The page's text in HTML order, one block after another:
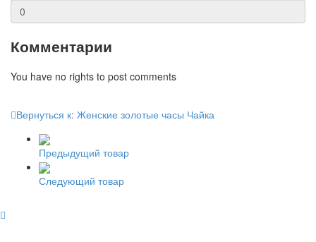
Комментарии
You have no rights to post comments
Вернуться к: Женские золотые часы Чайка
Предыдущий товар
Следующий товар